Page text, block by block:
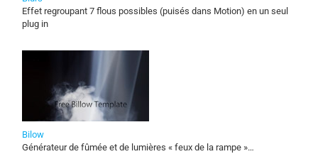
Effet regroupant 7 flous possibles (puisés dans Motion) en un seul
plug in
Bilow
Générateur de fûmée et de lumières « feux de la rampe »…